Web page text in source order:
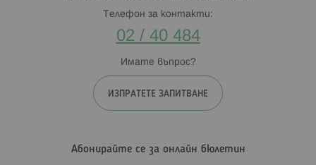
Телефон за контакти:
02 / 40 484
Имате въпрос?
ИЗПРАТЕТЕ ЗАПИТВАНЕ
Абонирайте се за онлайн бюлетин